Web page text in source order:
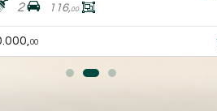
116, 00
00